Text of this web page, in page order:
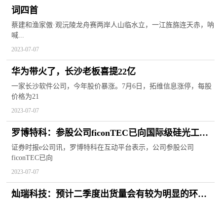
词四首
蔡建和渔家傲·观沅陵龙舟赛两岸人山临水立，一江旌旆连天赤，呐
喊...
2023-07-07
华为带火了，长沙老板喜提22亿
一家长沙软件公司，今年股价暴涨。7月6日，拓维信息涨停，每股
价格为21
2023-07-07
罗博特科：参股公司ficonTEC已向国际级硅光工艺
平台提供设备
证券时报e公司讯，罗博特科在互动平台表示，公司参股公司
ficonTEC已向
2023-07-07
灿瑞科技：预计二季度出货量会有较为明显的环比